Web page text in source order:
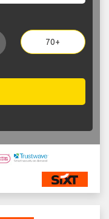
70+